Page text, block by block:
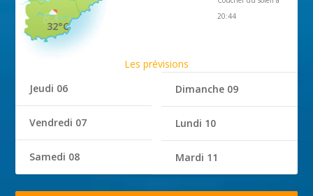
32°C
20:44
Les prévisions
Jeudi 06
Vendredi 07
Samedi 08
Dimanche 09
Lundi 10
Mardi 11